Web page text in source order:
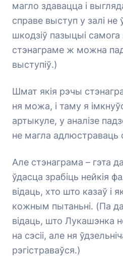
магло здавацца і
справе выступ у залі не
шкодзіў пазыцыі
стэнаграме ж можна
выступіў.)
Шмат якія рэчы
ня можа, і таму я
артыкуле, у аналізе
не магла адлюстраваць
Але стэнаграма – гэта
ўдасца зрабіць нейкія
відаць, хто што казаў і
кожным пытаньні. (Па
відаць, што Лукашэнка
на сэсіі, але ня
рэгістраваўся.)